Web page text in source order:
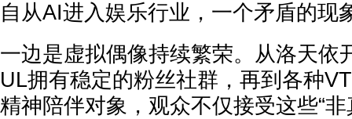
自从AI进入娱乐行业，一个矛盾的现
一边是虚拟偶像持续繁荣。从洛天依
UL拥有稳定的粉丝社群，再到各种
精神陪伴对象，观众不仅接受这些“